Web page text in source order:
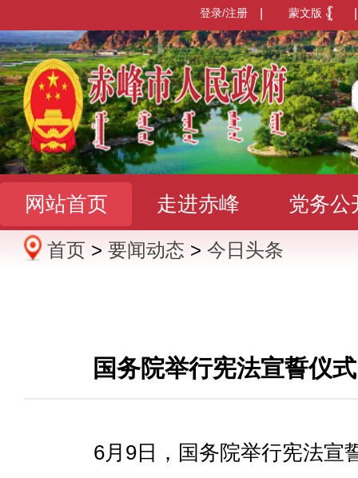
蒙文版
登录/注册
网站首页 走进赤峰 党务公
办事服务 政民互动
首页 > 要闻动态 > 今日头条
国务院举行宪法宣誓仪
6月9日，国务院举行宪法宣